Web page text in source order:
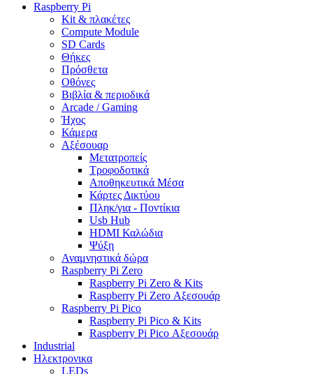
Raspberry Pi
Kit & πλακέτες
Compute Module
SD Cards
Θήκες
Πρόσθετα
Οθόνες
Βιβλία & περιοδικά
Arcade / Gaming
Ήχος
Κάμερα
Αξέσουαρ
Μετατροπείς
Τροφοδοτικά
Αποθηκευτικά Μέσα
Κάρτες Δικτύου
Πληκ/για - Ποντίκια
Usb Hub
HDMI Καλώδια
Ψύξη
Αναμνηστικά δώρα
Raspberry Pi Zero
Raspberry Pi Zero & Kits
Raspberry Pi Zero Αξεσουάρ
Raspberry Pi Pico
Raspberry Pi Pico & Kits
Raspberry Pi Pico Αξεσουάρ
Industrial
Ηλεκτρονικα
LEDs